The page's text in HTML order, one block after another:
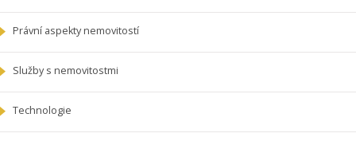
Právní aspekty nemovitostí
Služby s nemovitostmi
Technologie